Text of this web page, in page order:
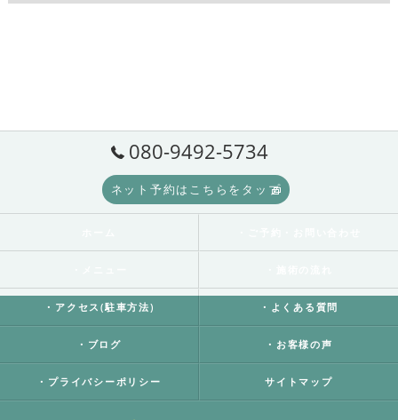
080-9492-5734
ネット予約はこちらをタップ
・アクセス(駐車方法) ・よくある質問
・ブログ ・お客様の声
・プライバシーポリシー サイトマップ